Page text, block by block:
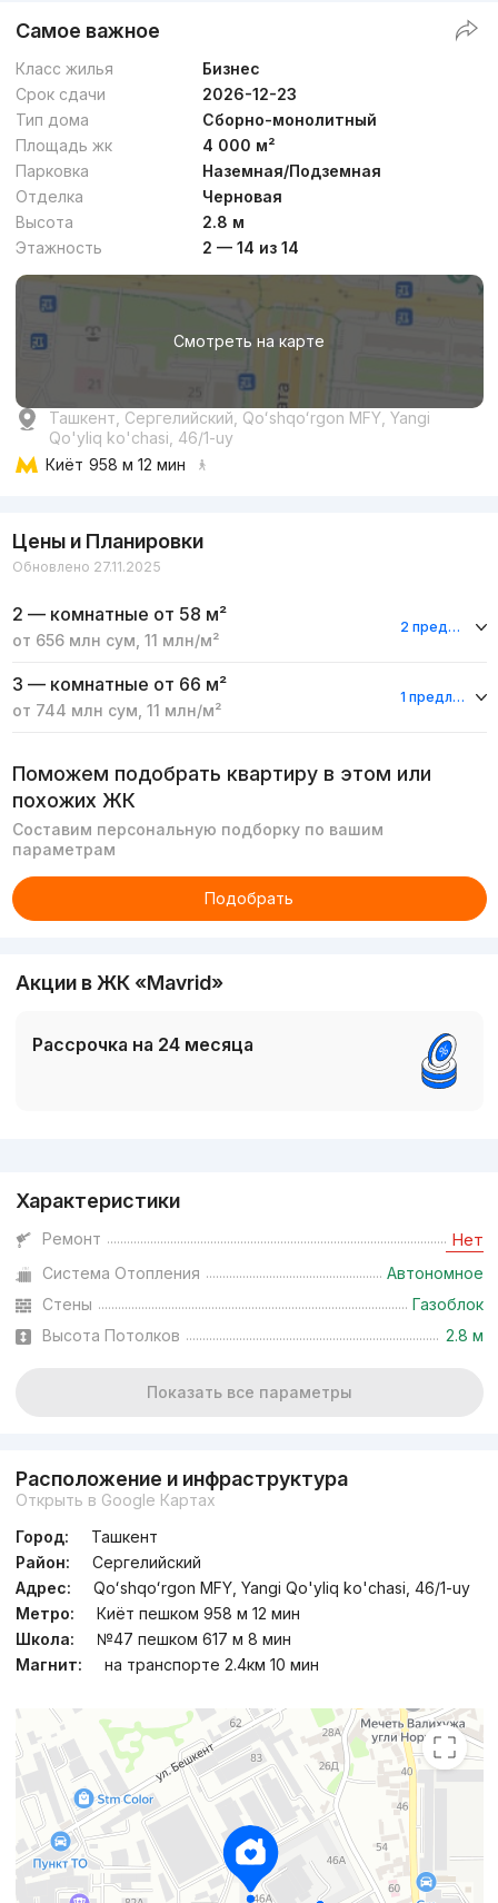
Самое важное
Класс жилья
Бизнес
Срок сдачи
2026-12-23
Тип дома
Сборно-монолитный
Площадь жк
4 000 м²
Парковка
Наземная/Подземная
Отделка
Черновая
Высота
2.8 м
Этажность
2 — 14 из 14
Смотреть на карте
Ташкент, Сергелийский, Qoʻshqoʻrgon MFY, Yangi
Qo'yliq ko'chasi, 46/1-uy
Киёт 958 м 12 мин
Цены и Планировки
Обновлено 27.11.2025
2 — комнатные от 58 м²
от 656 млн сум 11 млн/м²
2 предложения
3 — комнатные от 66 м²
от 744 млн сум 11 млн/м²
1 предложение
Поможем подобрать квартиру в этом или
похожих ЖК
Составим персональную подборку по вашим
параметрам
Подобрать
Акции в ЖК «Mavrid»
Рассрочка на 24 месяца
Характеристики
Ремонт Нет
Система Отопления
Автономное
Стены
Газоблок
Высота Потолков
2.8 м
Показать все параметры
Расположение и инфраструктура
Открыть в Google Картах
Город:
Ташкент
Район:
Сергелийский
Адрес:
Qoʻshqoʻrgon MFY, Yangi Qo'yliq ko'chasi, 46/1-uy
Метро:
Киёт пешком 958 м 12 мин
Школа:
№47 пешком 617 м 8 мин
Магнит:
на транспорте 2.4км 10 мин